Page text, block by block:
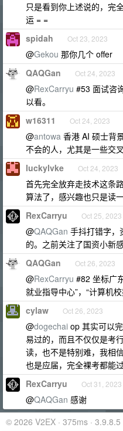
只是看到你上述说的，完
运 = =
spidah Oct 23, 2023
@Gekou 那你几个 offer
QAQGan Oct 24, 2023
@RexCarryu #53 面试咨
以看。
w16311 Oct 24, 2023
@antowa 香港 AI 硕士背
不会的人，尤其是一些交
luckylvke Oct 24, 2023
首先完全放弃走技术这条
算法了，感兴趣也只是读
RexCarryu Oct 25, 2023
@QAQGan 手抖打错字，
的。之前关注了国资小新
QAQGan Oct 26, 2023
@RexCarryu #82 坐标广
就业指导中心”，“计算机校
cylaw Oct 26, 2023
@dogechai op 其实可以
易过的，而且不仅仅是考
读，也不是特别难，我相
也是应届，完全裸考都能过
RexCarryu Oct 31, 2023
@QAQGan 感谢
© 2026 V2EX · 375ms · 3.9.8.5